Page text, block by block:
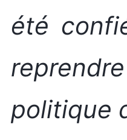
été
politique